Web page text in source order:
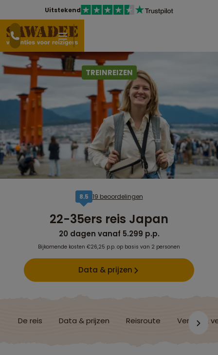
Uitstekend
TREINREIZEN
8,5 19 beoordelingen
22-35ers reis Japan
20 dagen vanaf 5.299 p.p.
Bijkomende kosten €26,25 p.p. op basis van 2 personen
Data & prijzen
De reis Data & prijzen Reisroute Verblijf &